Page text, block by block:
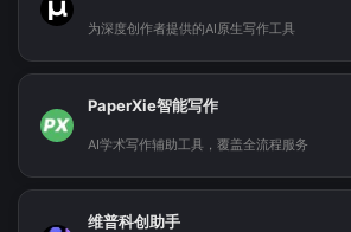
为深度创作者提供的AI原生写作工具
PaperXie智能写作
AI学术写作辅助工具，覆盖全流程服务
维普科创助手